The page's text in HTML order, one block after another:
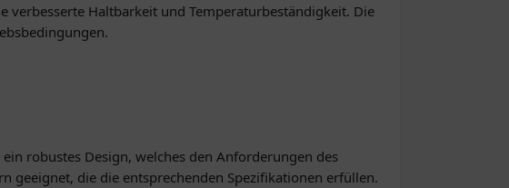
Haltbarkeit und Temperaturbeständigkeit. Die
robustes Design, welches den Anforderungen des
geeignet, die die entsprechenden Spezifikationen erfüllen.